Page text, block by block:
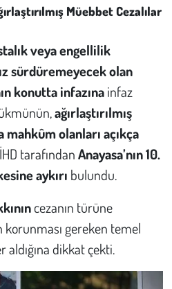
Müebbet Cezalılar
veya engellilik
sürdüremeyecek olan
konutta infazınainfaz
ağırlaştırılmış
mahkûm olanları açıkça
tarafındanAnayasa’nın 10.
aykırı bulundu.
cezanın türüne
korunması gereken temel
aldığına dikkat çekti.